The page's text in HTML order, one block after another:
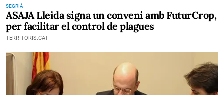
SEGRIÀ
ASAJA Lleida signa un conveni amb FuturCrop,
per facilitar el control de plagues
TERRITORIS.CAT